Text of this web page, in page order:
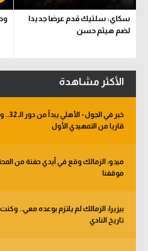
سكاي: سلتيك قدم عرضا جديدا
لضم هيثم حسن
الأكثر مشاهدة
خبر في
قاريا من التمهيدي الأول
ميدو: الزمالك وقع في أيدي حفنة من
موقفنا
بيزيرا: الزمالك لم يلتزم بوعده معي..
تاريخ النادي